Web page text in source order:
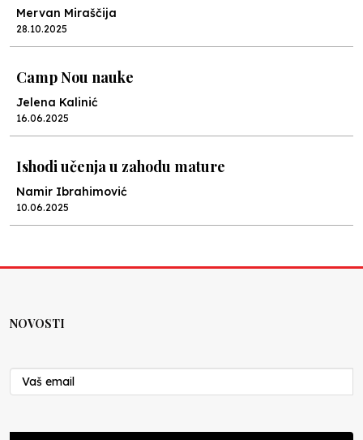
Mervan Miraščija
28.10.2025
Camp Nou nauke
Jelena Kalinić
16.06.2025
Ishodi učenja u zahodu mature
Namir Ibrahimović
10.06.2025
Nenad Veličković
29.10.2024
Cuke i djeca
NOVOSTI